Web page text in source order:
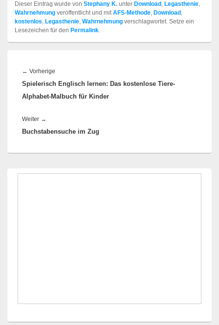
Dieser Eintrag wurde von Stephany K. unter Download , Legasthenie,
Wahrnehmung veröffentlicht und mitAFS-Methode, Download ,
kostenlos, Legasthenie, Wahrnehmung verschlagwortet. Setze ein
Lesezeichen für den Permalink.
← Vorherige
Beitrag:
Spielerisch Englisch lernen: Das kostenlose Tiere-
Alphabet-Malbuch für Kinder
Weiter →
Beitrag:
Buchstabensuche im Zug
Primärer